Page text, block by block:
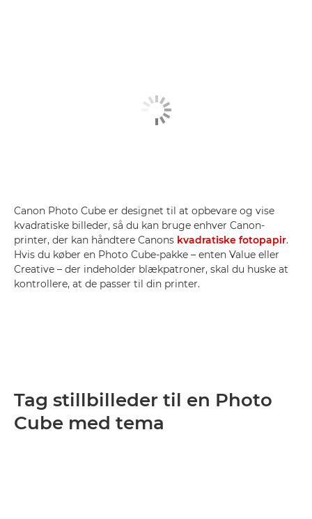
Canon Photo Cube er designet til at opbevare og vise
kvadratiske billeder, så du kan bruge enhver Canon-
printer, der kan håndtere Canons kvadratiske fotopapir.
Hvis du køber en Photo Cube-pakke – enten Value eller
Creative – der indeholder blækpatroner, skal du huske at
kontrollere, at de passer til din printer.
Tag stillbilleder til en Photo
Cube med tema